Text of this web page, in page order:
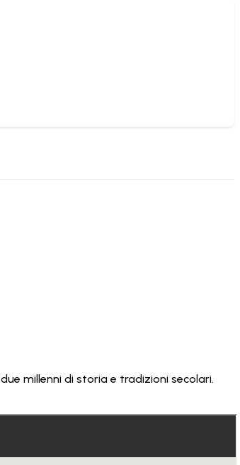
millenni di storia e tradizioni secolari.